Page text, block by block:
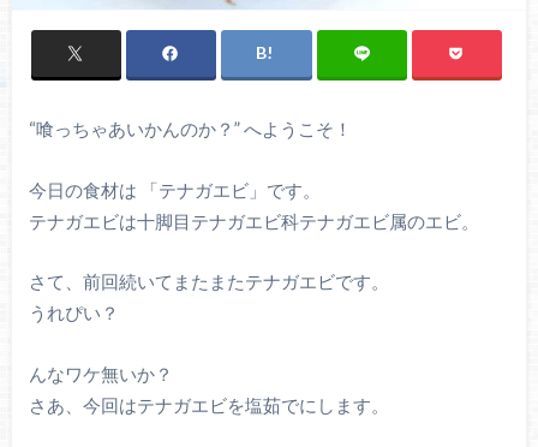
“喰っちゃあいかんのか？” へようこそ！
今日の食材は 「テナガエビ」です。
テナガエビは十脚目テナガエビ科テナガエビ属のエビ。
さて、前回続いてまたまたテナガエビです。
うれぴい？
んなワケ無いか？
さあ、今回はテナガエビを塩茹でにします。